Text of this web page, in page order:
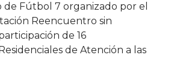
de Fútbol 7 organizado por el
Reencuentro sin
de 16
de Atención a las